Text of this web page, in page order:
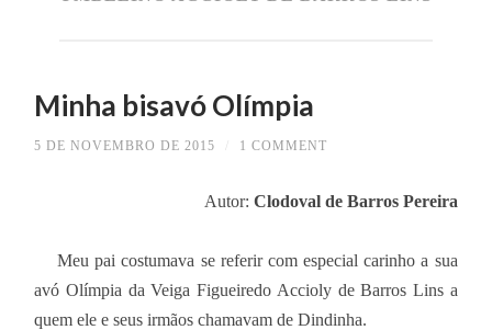
Minha bisavó Olímpia
5 DE NOVEMBRO DE 2015 1 COMMENT
Autor: Clodoval de Barros Pereira
Meu pai costumava se referir com especial carinho a sua
avó Olímpia da Veiga Figueiredo Accioly de Barros Lins a
quem ele e seus irmãos chamavam de Dindinha.